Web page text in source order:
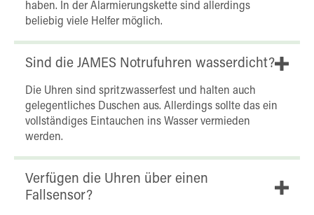
haben. In der Alarmierungskette sind allerdings
beliebig viele Helfer möglich.
Sind die JAMES Notrufuhren wasserdicht?
Die Uhren sind spritzwasserfest und halten auch
gelegentliches Duschen aus. Allerdings sollte das ein
vollständiges Eintauchen ins Wasser vermieden
werden.
Verfügen die Uhren über einen
Fallsensor?